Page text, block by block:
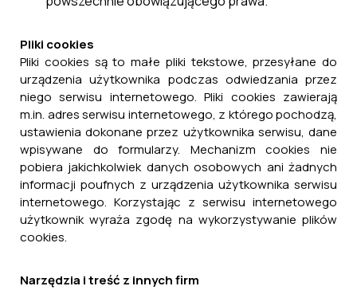
Pliki cookies
Pliki cookies są to małe pliki tekstowe, przesyłane do
urządzenia użytkownika podczas odwiedzania przez
niego serwisu internetowego. Pliki cookies zawierają
m.in. adres serwisu internetowego, z którego pochodzą,
ustawienia dokonane przez użytkownika serwisu, dane
wpisywane do formularzy. Mechanizm cookies nie
pobiera jakichkolwiek danych osobowych ani żadnych
informacji poufnych z urządzenia użytkownika serwisu
internetowego. Korzystając z serwisu internetowego
użytkownik wyraża zgodę na wykorzystywanie plików
cookies.
Narzędzia i treść z innych firm